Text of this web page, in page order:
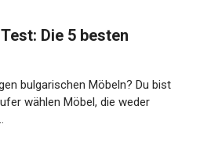
Die 5 besten
bulgarischen Möbeln? Du bist
wählen Möbel, die weder